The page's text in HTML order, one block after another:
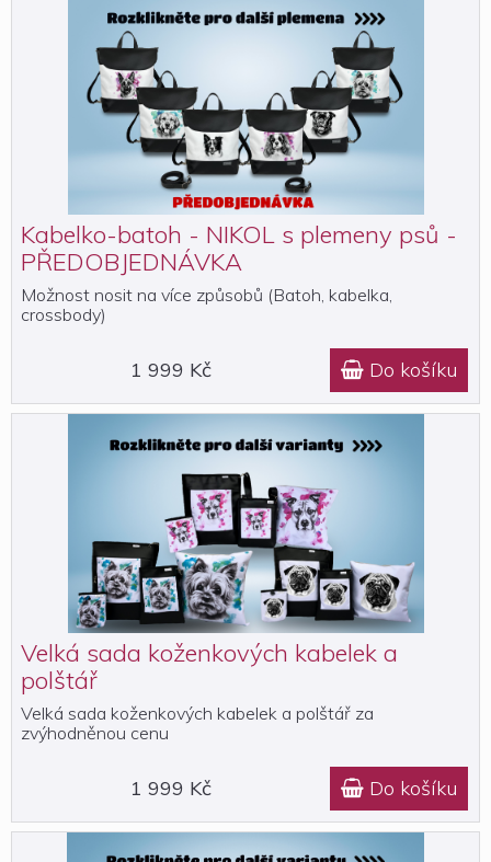
Kabelko-batoh - NIKOL s plemeny psů -
PŘEDOBJEDNÁVKA
Možnost nosit na více způsobů (Batoh, kabelka,
crossbody)
1 999 Kč  Do košíku
Velká sada koženkových kabelek a
polštář
Velká sada koženkových kabelek a polštář za
zvýhodněnou cenu
1 999 Kč  Do košíku